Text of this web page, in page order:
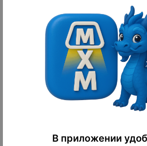
В приложении
оплачено
Диван из ротанга Quaker Диван из